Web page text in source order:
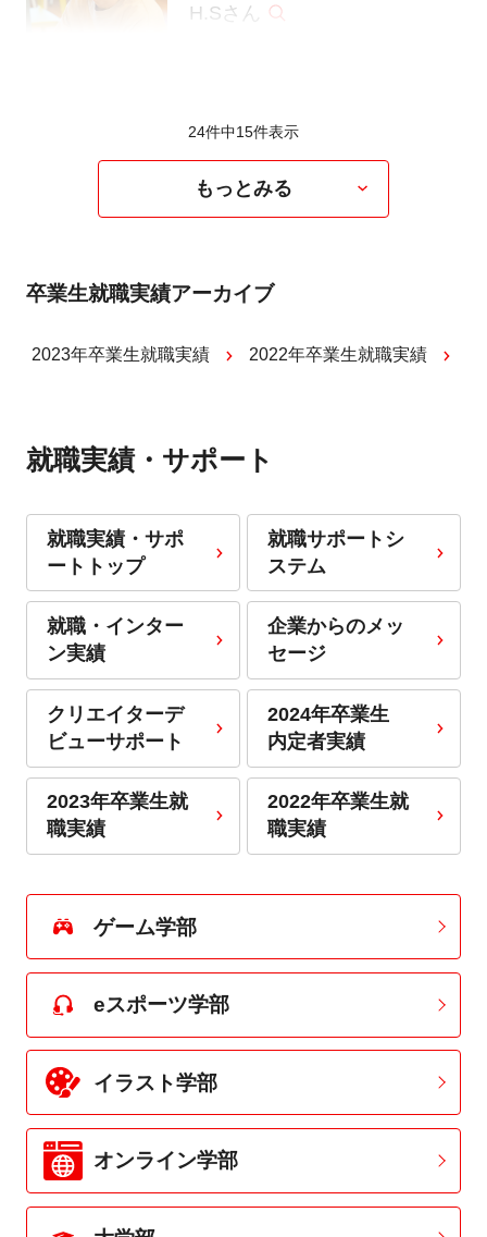
H.Sさん
24件中15件表示
もっとみる
卒業生就職実績アーカイブ
2023年卒業生就職実績 2022年卒業生就職実績
就職実績・サポート
就職実績・サポ
ートトップ
就職サポートシ
ステム
就職・インター
ン実績
企業からのメッ
セージ
クリエイターデ
ビューサポート
2024年卒業生
内定者実績
2023年卒業生就
職実績
2022年卒業生就
職実績
ゲーム学部
eスポーツ学部
イラスト学部
オンライン学部